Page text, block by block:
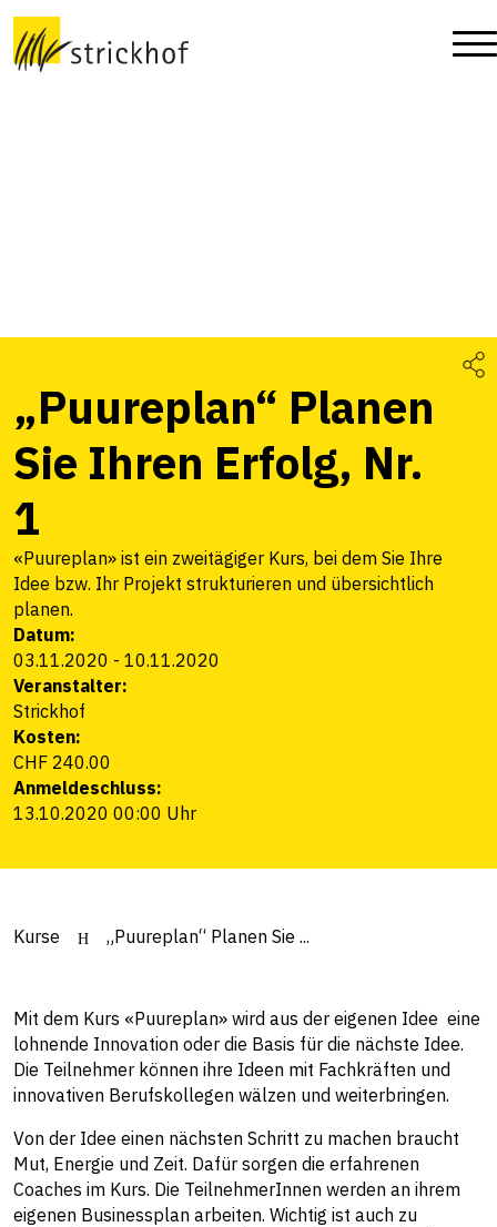
„Puureplan“ Planen
Sie Ihren Erfolg, Nr.
1
«Puureplan» ist ein zweitägiger Kurs, bei dem Sie Ihre
Idee bzw. Ihr Projekt strukturieren und übersichtlich
planen.
Datum:
03.11.2020 - 10.11.2020
Veranstalter:
Strickhof
Kosten:
CHF 240.00
Anmeldeschluss:
13.10.2020 00:00 Uhr
Kurse „Puureplan“ Planen Sie ...
Mit dem Kurs «Puureplan» wird aus der eigenen Idee eine
lohnende Innovation oder die Basis für die nächste Idee.
Die Teilnehmer können ihre Ideen mit Fachkräften und
innovativen Berufskollegen wälzen und weiterbringen.
Von der Idee einen nächsten Schritt zu machen braucht
Mut, Energie und Zeit. Dafür sorgen die erfahrenen
Coaches im Kurs. Die TeilnehmerInnen werden an ihrem
eigenen Businessplan arbeiten. Wichtig ist auch zu